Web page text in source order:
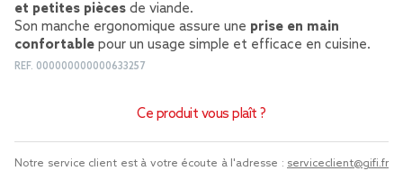
et petites pièces de viande.
Son manche ergonomique assure une prise en main
confortable pour un usage simple et efficace en cuisine.
REF. 000000000000633257
Ce produit vous plaît ?
Notre service client est à votre écoute à l'adresse : serviceclient@gifi.fr